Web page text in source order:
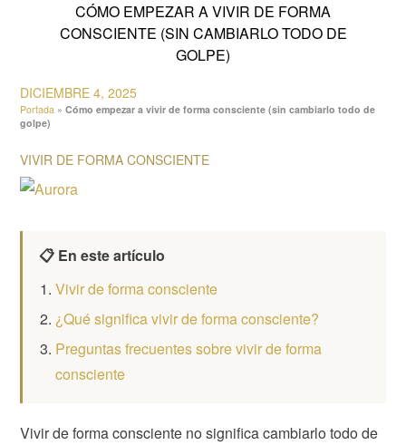
CÓMO EMPEZAR A VIVIR DE FORMA
CONSCIENTE (SIN CAMBIARLO TODO DE
GOLPE)
DICIEMBRE 4, 2025
Portada » Cómo empezar a vivir de forma consciente (sin cambiarlo todo de
golpe)
VIVIR DE FORMA CONSCIENTE
📋 En este artículo
Vivir de forma consciente
¿Qué significa vivir de forma consciente?
Preguntas frecuentes sobre vivir de forma
consciente
Vivir de forma consciente no significa cambiarlo todo de